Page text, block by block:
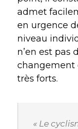
admet
en urgence
niveau
n’en est pas
changement
très forts.
« Le